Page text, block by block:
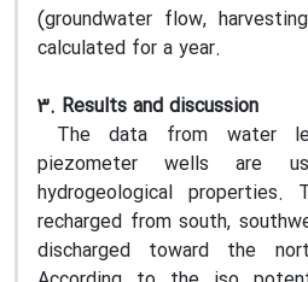
(groundwater flow,
calculated for a year.
3. Results and discussion
The data from water
piezometer wells are
hydrogeological
recharged from south,
discharged toward the